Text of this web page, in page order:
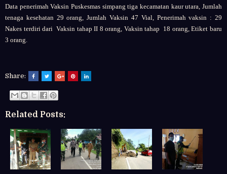
Data penerimah Vaksin Puskesmas simpang tiga kecamatan kaur utara, Jumlah
tenaga kesehatan 29 orang, Jumlah Vaksin 47 Vial, Penerimah vaksin : 29
Nakes terdiri dari Vaksin tahap II 8 orang, Vaksin tahap 18 orang, Etiket baru
3 orang.
Share:
Related Posts: